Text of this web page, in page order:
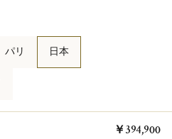
パリ 日本
￥394,900